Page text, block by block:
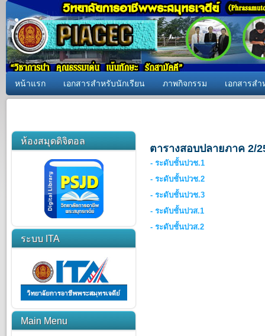
หน้าแรก เอกสารสำหรับนักเรียน ภาพกิจกรรม เอกสารส
ห้องสมุดดิจิตอล
ระบบ ITA
Main Menu
ตารางสอบปลายภาค 2/
- ระดับชั้นปวช.1
- ระดับชั้นปวช.2
- ระดับชั้นปวช.3
- ระดับชั้นปวส.1
- ระดับชั้นปวส.2